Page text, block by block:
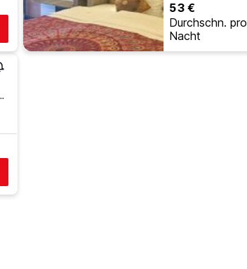
53 €
Durchschn. pro
Nacht
Deutschland